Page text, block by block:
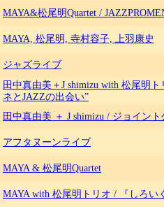
MAYA&松尾明Quartet /
MAYA, 松尾明, 寺村容子, 上羽康史
ジャズライブ
田中真由美＋J shimizu with 松尾明ト
ネとJAZZの出会い”
田中真由美 ＋ J shimizu / ジョイント
アフタヌーンライブ
MAYA & 松尾明Quartet
MAYA with 松尾明トリオ / 『しろ